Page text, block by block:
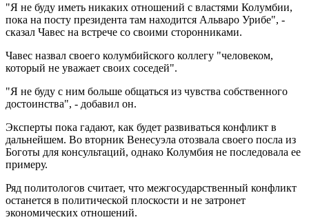
"Я не буду иметь никаких отношений с властями Колумбии,
пока на посту президента там находится Альваро Урибе", -
сказал Чавес на встрече со своими сторонниками.
Чавес назвал своего колумбийского коллегу "человеком,
который не уважает своих соседей".
"Я не буду с ним больше общаться из чувства собственного
достоинства", - добавил он.
Эксперты пока гадают, как будет развиваться конфликт в
дальнейшем. Во вторник Венесуэла отозвала своего посла из
Боготы для консультаций, однако Колумбия не последовала ее
примеру.
Ряд политологов считает, что межгосударственный конфликт
останется в политической плоскости и не затронет
экономических отношений.